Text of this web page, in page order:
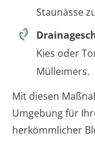
Staunässe
Kies oder
Mülleimers.
Mit diesen
Umgebung für
herkömmlicher